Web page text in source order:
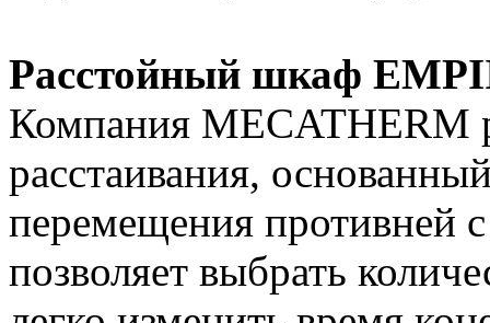
Расстойный шкаф
Компания MECATHERM
расстаивания,
перемещения противней
позволяет выбрать